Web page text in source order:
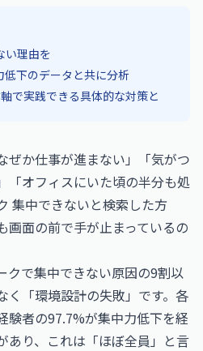
い理由を
下のデータと共に分析
で実践できる具体的な対策と
ぜか仕事が進まない」「気がつ
「オフィスにいた頃の半分も処
集中できないと検索した方
画面の前で手が止まっているの
クで集中できない原因の9割以
く「環境設計の失敗」です。各
験者の97.7%が集中力低下を経
あり、これは「ほぼ全員」と言